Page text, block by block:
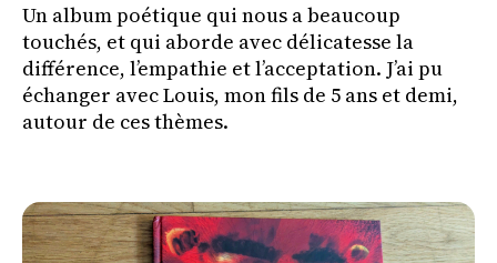
Un album poétique qui nous a beaucoup
touchés, et qui aborde avec délicatesse la
différence, l’empathie et l’acceptation. J’ai pu
échanger avec Louis, mon fils de 5 ans et demi,
autour de ces thèmes.